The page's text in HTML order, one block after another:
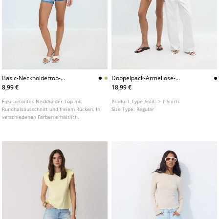
Basic-Neckholdertop-
L02541504
8,99 €
Figurbetontes Neckholder-Top mit
Rundhalsausschnitt und freiem Rücken. In
verschiedenen Farben erhältlich.
Doppelpack-Armellose-
Basictshirts
18,99 €
Product_Type_Split:> T-Shirts
Size Type: Regular